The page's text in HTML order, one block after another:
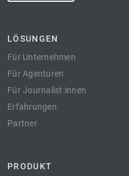
LÖSUNGEN
Für Unternehmen
Für Agenturen
Für Journalist:innen
Erfahrungen
Partner
PRODUKT